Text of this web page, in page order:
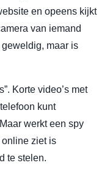
en opeens kijkt
van iemand
geweldig, maar is
Korte video’s met
kunt
werkt een spy
ziet is
te stelen.